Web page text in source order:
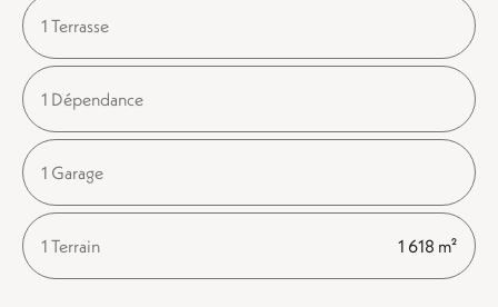
1 Terrasse
1 Dépendance
1 Garage
1 Terrain 1 618 m²